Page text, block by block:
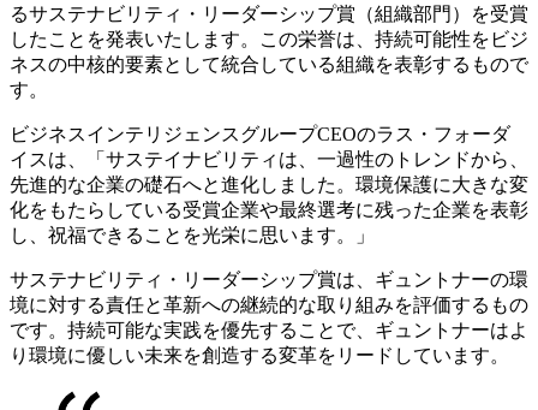
るサステナビリティ・リーダーシップ賞（組織部門）を受賞
したことを発表いたします。この栄誉は、持続可能性をビジ
ネスの中核的要素として統合している組織を表彰するもので
す。
ビジネスインテリジェンスグループCEOのラス・フォーダ
イスは、「サステイナビリティは、一過性のトレンドから、
先進的な企業の礎石へと進化しました。環境保護に大きな変
化をもたらしている受賞企業や最終選考に残った企業を表彰
し、祝福できることを光栄に思います。」
サステナビリティ・リーダーシップ賞は、ギュントナーの環
境に対する責任と革新への継続的な取り組みを評価するもの
です。持続可能な実践を優先することで、ギュントナーはよ
り環境に優しい未来を創造する変革をリードしています。